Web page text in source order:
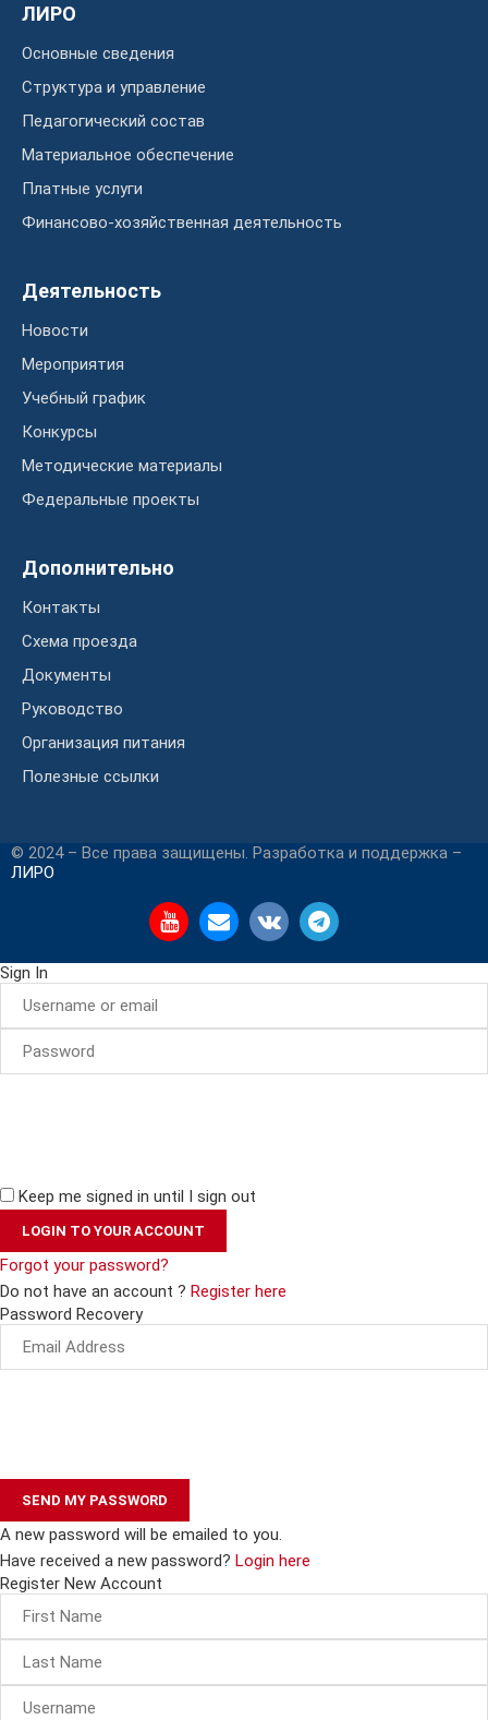
ЛИРО
Основные сведения
Структура и управление
Педагогический состав
Материальное обеспечение
Платные услуги
Финансово-хозяйственная деятельность
Деятельность
Новости
Мероприятия
Учебный график
Конкурсы
Методические материалы
Федеральные проекты
Дополнительно
Контакты
Схема проезда
Документы
Руководство
Организация питания
Полезные ссылки
© 2024 – Все права защищены. Разработка и поддержка –
ЛИРО
Sign In
Keep me signed in until I sign out
Forgot your password?
Do not have an account ? Register here
Password Recovery
A new password will be emailed to you.
Have received a new password? Login here
Register New Account